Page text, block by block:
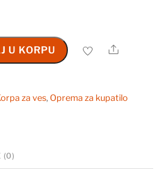
U KORPU Share
za ves, Oprema za kupatilo
(0)